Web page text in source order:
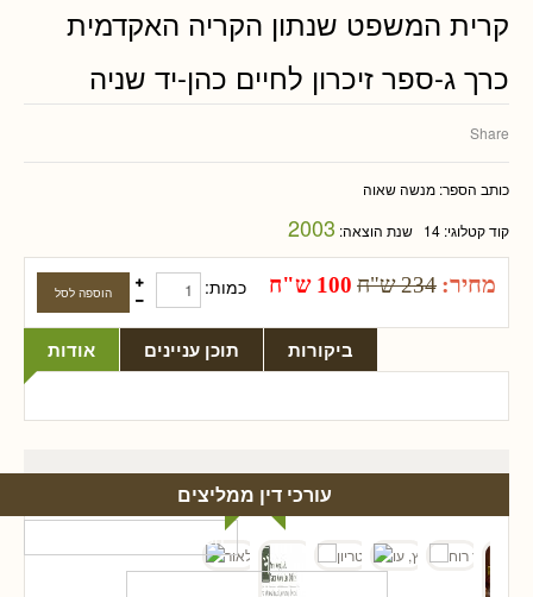
קרית המשפט שנתון הקריה האקדמית
כרך ג-ספר זיכרון לחיים כהן-יד שניה
Share
כותב הספר: מנשה שאוה
קוד קטלוגי: 14 שנת הוצאה: 2003
מחיר: 234 ש"ח 100 ש"ח כמות:
אודות תוכן עניינים ביקורות
עורכי דין ממליצים